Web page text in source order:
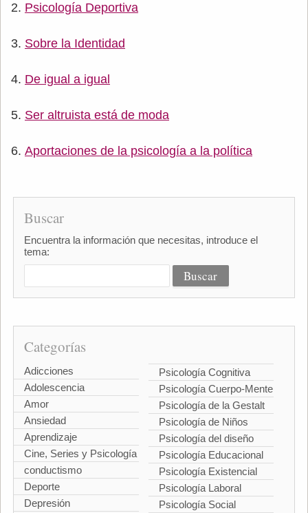
Psicología Deportiva
Sobre la Identidad
De igual a igual
Ser altruista está de moda
Aportaciones de la psicología a la política
Buscar
Encuentra la información que necesitas, introduce el
tema:
Categorías
Adicciones
Adolescencia
Amor
Ansiedad
Aprendizaje
Cine, Series y Psicología
conductismo
Deporte
Depresión
Psicología Cognitiva
Psicología Cuerpo-Mente
Psicología de la Gestalt
Psicología de Niños
Psicología del diseño
Psicología Educacional
Psicología Existencial
Psicología Laboral
Psicología Social